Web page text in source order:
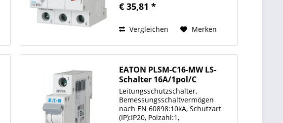
Frequenz:50Hz
(gesamt) 3 Bemessungsstrom 16
A...
€ 35,81 *
Vergleichen Merken
EATON PLSM-C16-MW LS-
Schalter 16A/1pol/C
Leitungsschutzschalter,
Bemessungsschaltvermögen
nach EN 60898:10kA, Schutzart
(IP):IP20, Polzahl:1,